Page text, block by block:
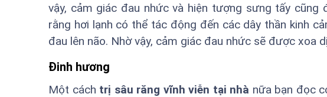
vậy, cảm giác đau nhức và hiện tượng sưng tấy cũng
rằng hơi lạnh có thể tác động đến các dây thần kinh
đau lên não. Nhờ vậy, cảm giác đau nhức sẽ được xoa
Đinh hương
Một cách trị sâu răng vĩnh viễn tại nhà nữa bạn đọc